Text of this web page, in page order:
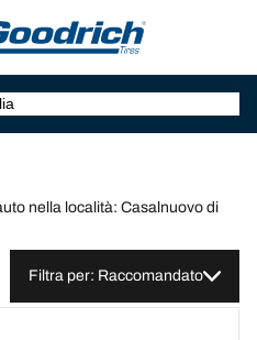
nella località: Casalnuovo di
Filtra per: Raccomandato